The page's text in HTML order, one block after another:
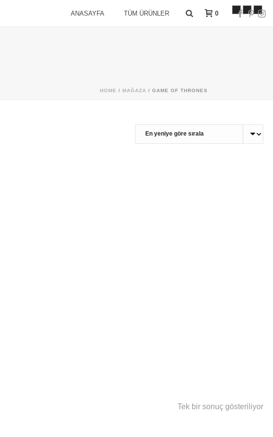
ANASAYFA TÜM ÜRÜNLER 0
HOME / MAĞAZA / GAME OF THRONES
Tek bir sonuç gösteriliyor